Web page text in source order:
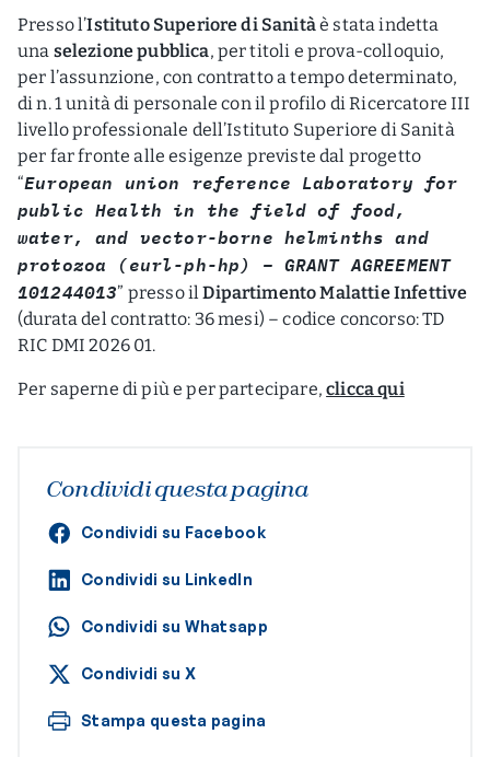
Presso l’Istituto Superiore di Sanitàè stata indetta
una selezione pubblica, per titoli e prova-colloquio,
per l’assunzione, con contratto a tempo determinato,
di n. 1 unità di personale con il profilo di Ricercatore III
livello professionale dell’Istituto Superiore di Sanità
per far fronte alle esigenze previste dal progetto
“European union reference Laboratory for
public Health in the field of food,
water, and vector-borne helminths and
protozoa (eurl-ph-hp) – GRANT AGREEMENT
101244013” presso ilDipartimento Malattie Infettive
(durata del contratto: 36 mesi) – codice concorso: TD
RIC DMI 2026 01.
Per saperne di più e per partecipare,clicca qui
Condividi questa pagina
Condividi su Facebook
Condividi su LinkedIn
Condividi su Whatsapp
Condividi su X
Stampa questa pagina